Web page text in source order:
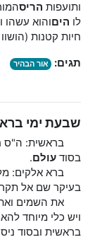
ותועפות הריס
לו היםוהוא עשהו
חיות קטנות
תגים: אור הבהיר
שבעת ימי
בראשית: ה"ס
בסוד עולם.
ברא אלקים:
בעיקר שם אל
את השמים ואת
ויש כלי מיוחד
בראשית ובסוד